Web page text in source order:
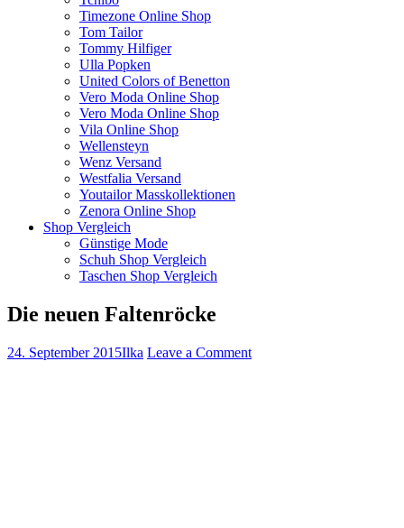
Timezone Online Shop
Tom Tailor
Tommy Hilfiger
Ulla Popken
United Colors of Benetton
Vero Moda Online Shop
Vero Moda Online Shop
Vila Online Shop
Wellensteyn
Wenz Versand
Westfalia Versand
Youtailor Masskollektionen
Zenora Online Shop
Shop Vergleich
Günstige Mode
Schuh Shop Vergleich
Taschen Shop Vergleich
Die neuen Faltenröcke
24. September 2015Ilka Leave a Comment